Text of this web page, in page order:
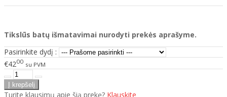
Tikslūs batų išmatavimai nurodyti prekės aprašyme.
Pasirinkite dydį :
€4200 su PVM
Turite klausimų apie šią prekę? Klauskite